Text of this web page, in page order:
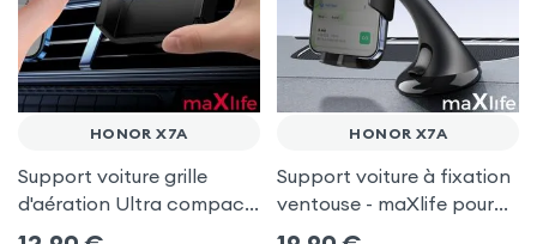
HONOR X7A
Support voiture grille
d'aération Ultra compact
pour Honor X7a
HONOR X7A
Support voiture à fixation
ventouse - maXlife pour
Honor X7a